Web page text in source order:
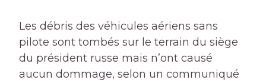
Les débris des véhicules aériens sans
pilote sont tombés sur le terrain du siège
du président russe mais n’ont causé
aucun dommage, selon un communiqué